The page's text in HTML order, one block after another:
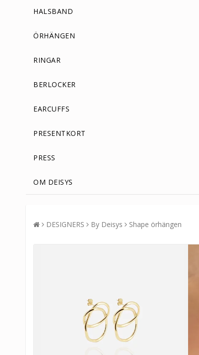
HALSBAND
ÖRHÄNGEN
RINGAR
BERLOCKER
EARCUFFS
PRESENTKORT
PRESS
OM DEISYS
DESIGNERS By Deisys Shape örhängen